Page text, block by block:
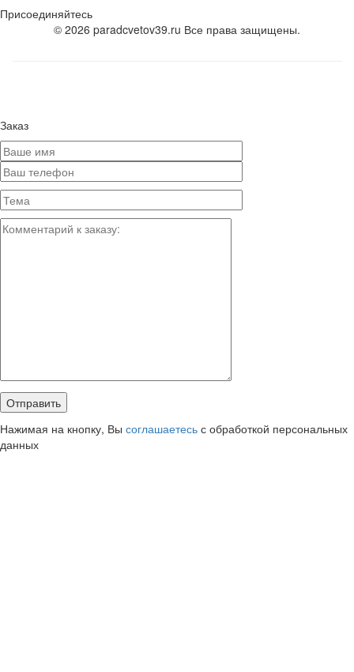
Присоединяйтесь
© 2026 paradcvetov39.ru Все права защищены.
Заказ
Нажимая на кнопку, Вы соглашаетесь с обработкой персональных
данных